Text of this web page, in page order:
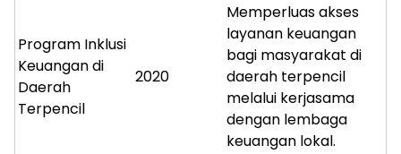
Program Inklusi
Keuangan di
Daerah
Terpencil
2020
Memperluas akses
layanan keuangan
bagi masyarakat di
daerah terpencil
melalui kerjasama
dengan lembaga
keuangan lokal.